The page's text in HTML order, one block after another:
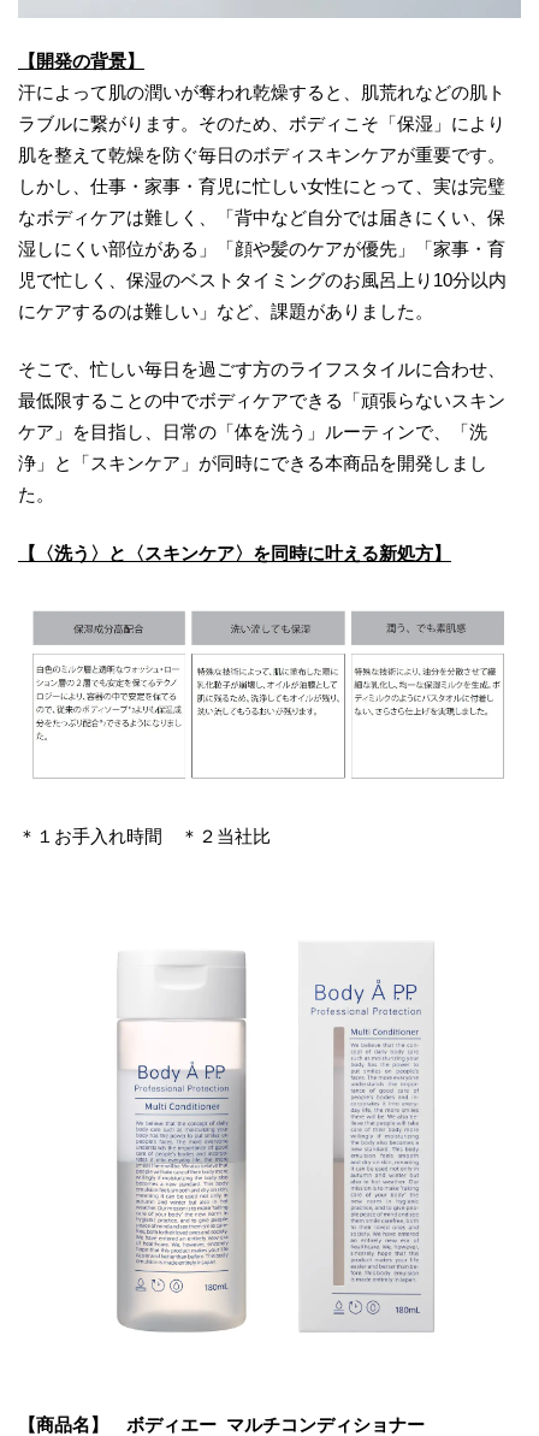
【開発の背景】
汗によって肌の潤いが奪われ乾燥すると、肌荒れなどの肌ト
ラブルに繋がります。そのため、ボディこそ「保湿」により
肌を整えて乾燥を防ぐ毎日のボディスキンケアが重要です。
しかし、仕事・家事・育児に忙しい女性にとって、実は完璧
なボディケアは難しく、「背中など自分では届きにくい、保
湿しにくい部位がある」「顔や髪のケアが優先」「家事・育
児で忙しく、保湿のベストタイミングのお風呂上り10分以内
にケアするのは難しい」など、課題がありました。
そこで、忙しい毎日を過ごす方のライフスタイルに合わせ、
最低限することの中でボディケアできる「頑張らないスキン
ケア」を目指し、日常の「体を洗う」ルーティンで、「洗
浄」と「スキンケア」が同時にできる本商品を開発しまし
た。
【〈洗う〉と〈スキンケア〉を同時に叶える新処方】
＊１お手入れ時間 ＊２当社比
【商品名】 ボディエー マルチコンディショナー